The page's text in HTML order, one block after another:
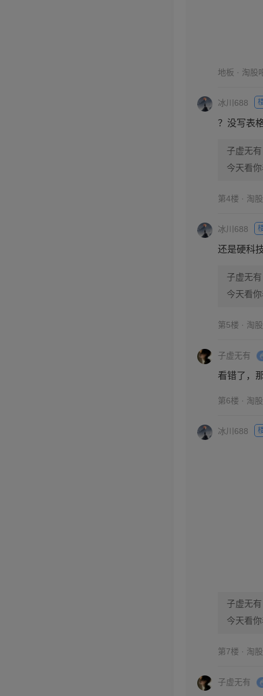
地板 · 淘股
冰川688
？没写表
子虚无有
今天看
第4楼 · 淘
冰川688
还是硬科
子虚无有
今天看
第5楼 · 淘
子虚无有
看错了，
第6楼 · 淘
冰川688
子虚无有
今天看
第7楼 · 淘
子虚无有